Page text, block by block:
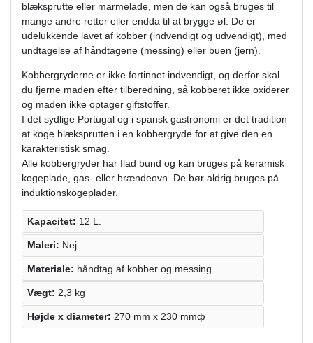
blæksprutte eller marmelade, men de kan også bruges til
mange andre retter eller endda til at brygge øl. De er
udelukkende lavet af kobber (indvendigt og udvendigt), med
undtagelse af håndtagene (messing) eller buen (jern).
Kobbergryderne er ikke fortinnet indvendigt, og derfor skal
du fjerne maden efter tilberedning, så kobberet ikke oxiderer
og maden ikke optager giftstoffer.
I det sydlige Portugal og i spansk gastronomi er det tradition
at koge blæksprutten i en kobbergryde for at give den en
karakteristisk smag.
Alle kobbergryder har flad bund og kan bruges på keramisk
kogeplade, gas- eller brændeovn. De bør aldrig bruges på
induktionskogeplader.
Kapacitet: 12 L.
Maleri: Nej.
Materiale: håndtag af kobber og messing
Vægt: 2,3 kg
Højde х diameter: 270 mm x 230 mmф